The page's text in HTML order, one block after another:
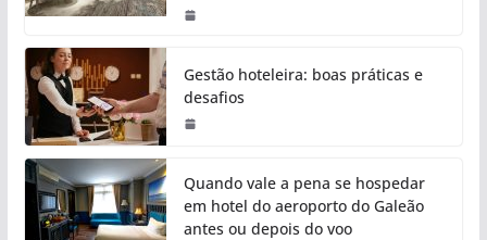
Gestão hoteleira: boas práticas e
desafios
Quando vale a pena se hospedar
em hotel do aeroporto do Galeão
antes ou depois do voo